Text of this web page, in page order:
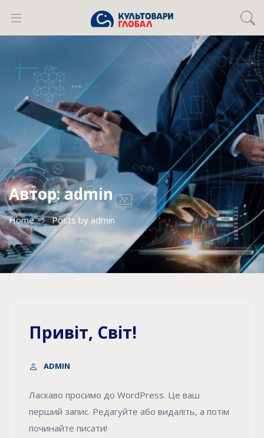
Автор:admin
Home Posts by admin
Привіт, Світ!
ADMIN
Ласкаво просимо до WordPress. Це ваш
перший запис. Редагуйте або видаліть, а потім
починайте писати!